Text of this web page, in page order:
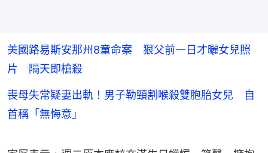
美國路易斯安那州8童命案 狠父前一日才曬女兒照
片 隔天即槍殺
喪母失常疑妻出軌！男子勒頸割喉殺雙胞胎女兒 自
首稱「無悔意」